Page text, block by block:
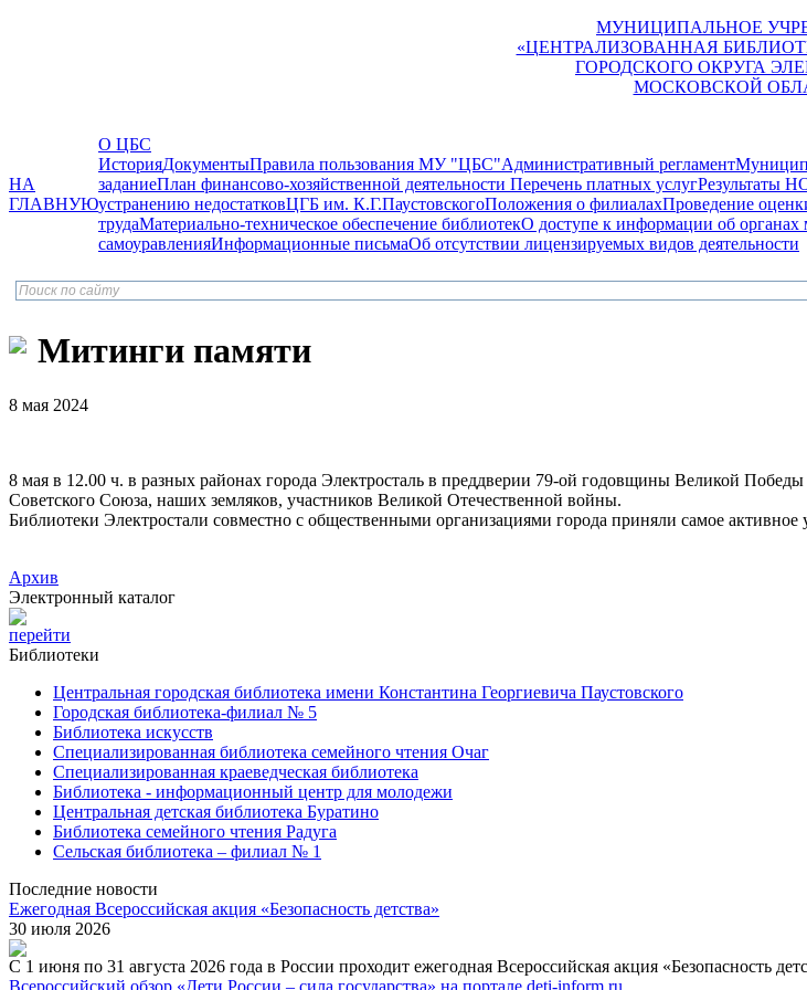
МУНИЦИПАЛЬНОЕ
«ЦЕНТРАЛИЗОВАННАЯ
ГОРОДСКОГО ОКРУГА
МОСКОВСКОЙ
НА
ГЛАВНУЮ
О ЦБС
ИсторияДокументыПравила пользования МУ "ЦБС"Административный регламент
заданиеПлан финансово-хозяйственной деятельности Перечень платных услугРезультаты
устранению недостатковЦГБ им. К.Г.ПаустовскогоПоложения о филиалахПроведение
трудаМатериально-техническое обеспечение библиотекО доступе к информации об органах
самоуравленияИнформационные письмаОб отсутствии лицензируемых видов деятельности
Митинги памяти
8 мая 2024
8 мая в 12.00 ч. в разных районах города Электросталь в преддверии 79-ой годовщины Великой
Советского Союза, наших земляков, участников Великой Отечественной войны.
Библиотеки Электростали совместно с общественными организациями города приняли самое активное
Архив
Электронный каталог
перейти
Библиотеки
Центральная городская библиотека имени Константина Георгиевича Паустовского
Городская библиотека-филиал № 5
Библиотека искусств
Специализированная библиотека семейного чтения Очаг
Специализированная краеведческая библиотека
Библиотека - информационный центр для молодежи
Центральная детская библиотека Буратино
Библиотека семейного чтения Радуга
Сельская библиотека – филиал № 1
Последние новости
Ежегодная Всероссийская акция «Безопасность детства»
30 июля 2026
С 1 июня по 31 августа 2026 года в России проходит ежегодная Всероссийская акция «Безопасность
Всероссийский обзор «Дети России – сила государства» на портале deti-inform.ru